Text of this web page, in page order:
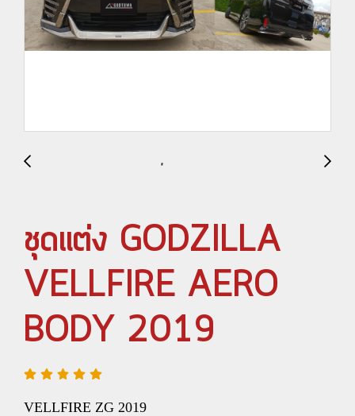
ชุดแต่ง GODZILLA
VELLFIRE AERO
BODY 2019
VELLFIRE ZG 2019